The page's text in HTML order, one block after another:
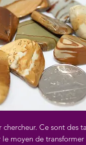
Ce sont des
moyen de